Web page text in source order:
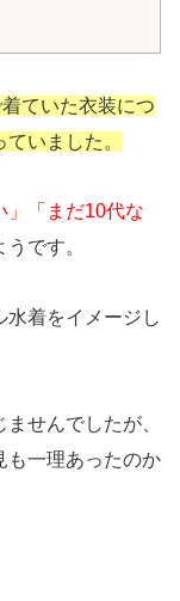
ていた衣装につ
いました。
」「まだ10代な
です。
水着をイメージし
せんでしたが、
も一理あったのか